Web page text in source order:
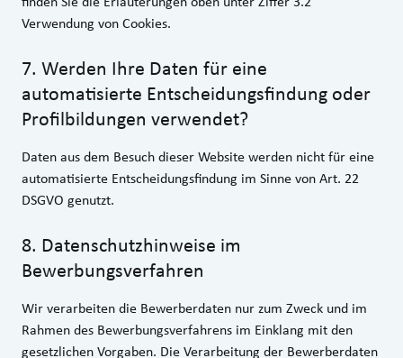
Verwendung von Cookies.
7. Werden Ihre Daten für eine
automatisierte Entscheidungsfindung oder
Profilbildungen verwendet?
Daten aus dem Besuch dieser Website werden nicht für eine
automatisierte Entscheidungsfindung im Sinne von Art. 22
DSGVO genutzt.
8. Datenschutzhinweise im
Bewerbungsverfahren
Wir verarbeiten die Bewerberdaten nur zum Zweck und im
Rahmen des Bewerbungsverfahrens im Einklang mit den
gesetzlichen Vorgaben. Die Verarbeitung der Bewerberdaten